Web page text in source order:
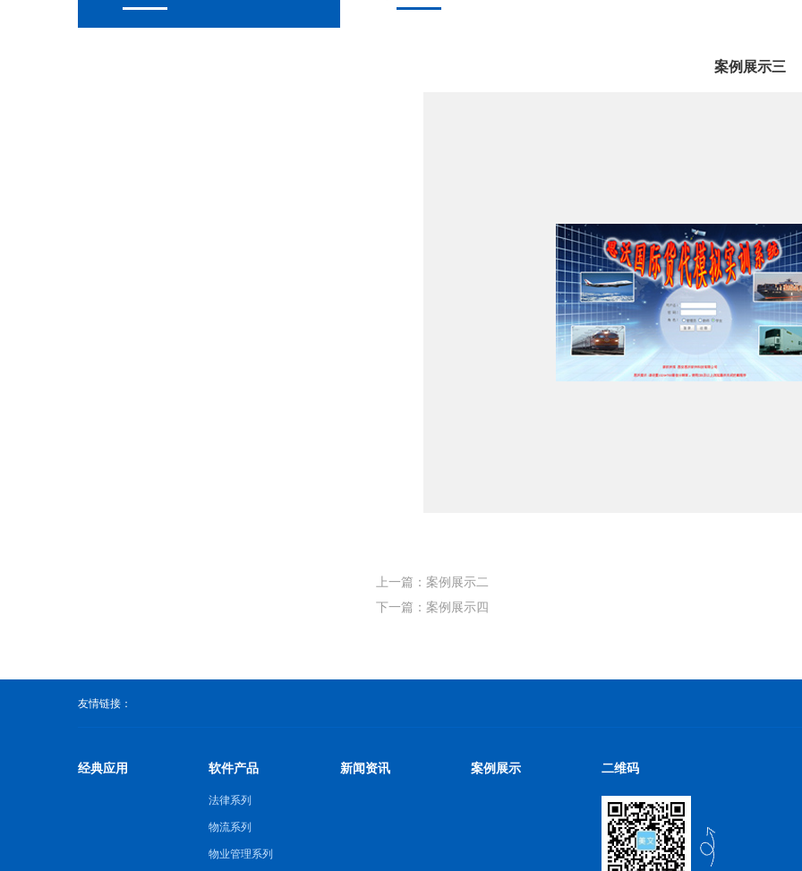
案例展示三
上一篇：案例展示二
下一篇：案例展示四
友情链接：
经典应用 软件产品
法律系列
物流系列
物业管理系列
新闻资讯 案例展示 二维码